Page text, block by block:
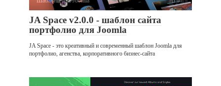
JA Space v2.0.0 - шаблон сайта
портфолио для Joomla
JA Space - это креативный и современный шаблон Joomla для
портфолио, агенства, корпоративного бизнес-сайта